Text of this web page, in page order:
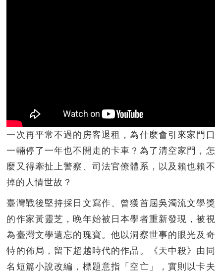
一次再平常不過的房客退租，為什麼會引來家門口
一輛停了一年也不開走的卡車？為了清空家門，怎
麼又得牽扯上警察、司法官僚體系，以及賴也賴不
掉的人情世故？
臺灣戰後堅持採日文寫作、曾獲首屆吳濁流文學獎
的作家黃靈芝，晚年始被日本學者重新發現，被視
為臺灣文學遺忘的瑰寶。他以洞察世事的眼光及奇
特的佈局，留下超越時代的作品。《天中殺》由同
名短篇小說改編，標題意指「空亡」，實則以卡夫